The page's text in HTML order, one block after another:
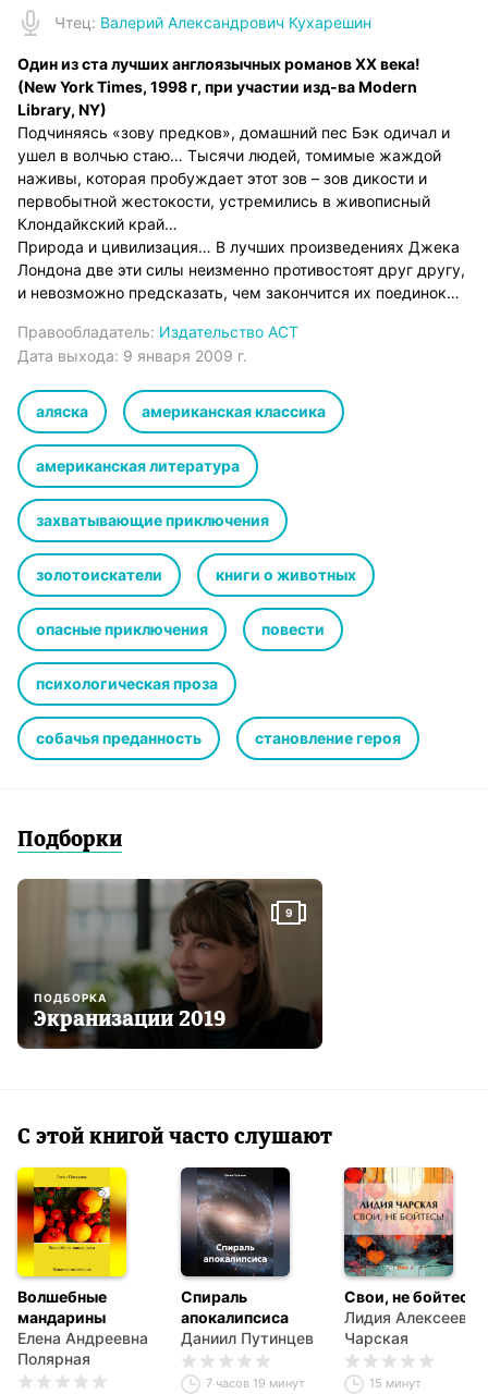
Чтец: Валерий Александрович Кухарешин
Один из ста лучших англоязычных романов XX века!
(New York Times, 1998 г, при участии изд-ва Modern
Library, NY)
Подчиняясь «зову предков», домашний пес Бэк одичал и
ушел в волчью стаю… Тысячи людей, томимые жаждой
наживы, которая пробуждает этот зов – зов дикости и
первобытной жестокости, устремились в живописный
Клондайкский край…
Природа и цивилизация… В лучших произведениях Джека
Лондона две эти силы неизменно противостоят друг другу,
и невозможно предсказать, чем закончится их поединок…
Правообладатель: Издательство АСТ
Дата выхода: 9 января 2009 г.
аляска американская классика
американская литература
захватывающие приключения
золотоискатели книги о животных
опасные приключения повести
психологическая проза
собачья преданность становление героя
Подборки
9
ПОДБОРКА
Экранизации 2019
С этой книгой часто слушают
Волшебные
мандарины
Елена Андреевна
Полярная
Спираль
апокалипсиса
Даниил Путинцев
7 часов 19 минут
Свои, не бойтесь!
Лидия Алексеевна
Чарская
15 минут